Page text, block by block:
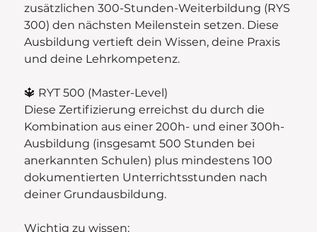
zusätzlichen 300-Stunden-Weiterbildung (RYS
300) den nächsten Meilenstein setzen. Diese
Ausbildung vertieft dein Wissen, deine Praxis
und deine Lehrkompetenz.
🔱 RYT 500 (Master-Level)
Diese Zertifizierung erreichst du durch die
Kombination aus einer 200h- und einer 300h-
Ausbildung (insgesamt 500 Stunden bei
anerkannten Schulen) plus mindestens 100
dokumentierten Unterrichtsstunden nach
deiner Grundausbildung.
Wichtig zu wissen: